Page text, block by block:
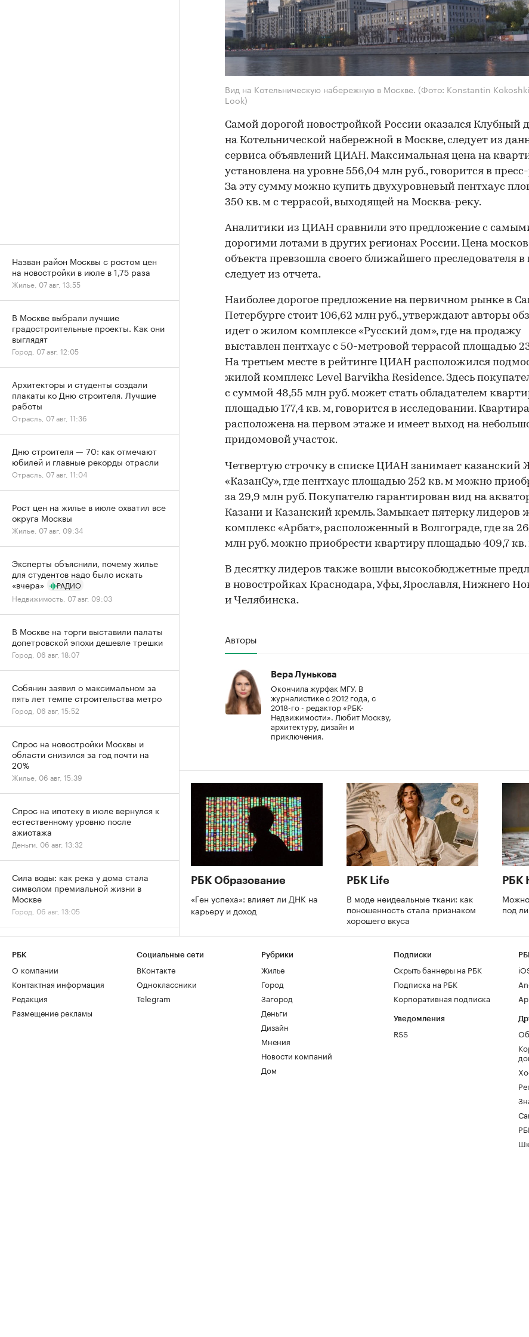
Вид на Котельническую набережную в Москве. (Фото: Konstantin
Look)
Самой дорогой новостройкой России оказался Клубный
на Котельнической набережной в Москве, следует из
сервиса объявлений ЦИАН. Максимальная цена на
установлена на уровне 556,04 млн руб., говорится в
За эту сумму можно купить двухуровневый пентхаус
350 кв. м с террасой, выходящей на Москва-реку.
Аналитики из ЦИАН сравнили это предложение с
дорогими лотами в других регионах России. Цена
объекта превзошла своего ближайшего преследователя в
следует из отчета.
Наиболее дорогое предложение на первичном рынке в
Петербурге стоит 106,62 млн руб., утверждают авторы
идет о жилом комплексе «Русский дом», где на продажу
выставлен пентхаус с 50-метровой террасой площадью
На третьем месте в рейтинге ЦИАН расположился
жилой комплекс Level Barvikha Residence. Здесь
с суммой 48,55 млн руб. может стать обладателем
площадью 177,4 кв. м, говорится в исследовании. Квартира
расположена на первом этаже и имеет выход на
придомовой участок.
Четвертую строчку в списке ЦИАН занимает казанский
«КазанСу», где пентхаус площадью 252 кв. м можно
за 29,9 млн руб. Покупателю гарантирован вид на
Казани и Казанский кремль. Замыкает пятерку лидеров
комплекс «Арбат», расположенный в Волгограде, где за
млн руб. можно приобрести квартиру площадью 409,7 кв.
В десятку лидеров также вошли высокобюджетные
в новостройках Краснодара, Уфы, Ярославля, Нижнего
и Челябинска.
Авторы
Вера Лунькова
Окончила журфак МГУ. В
журналистике с 2012 года, с
2018-го - редактор «РБК-
Недвижимости». Любит Москву,
архитектуру, дизайн и
приключения.
РБК Образование
«Ген успеха»: влияет ли ДНК на
карьеру и доход
РБК Life
В моде неидеальные ткани: как
поношенность стала признаком
хорошего вкуса
РБК
под
Назван район Москвы с ростом цен
на новостройки в июле в 1,75 раза
Жилье, 07 авг, 13:55
В Москве выбрали лучшие
градостроительные проекты. Как они
выглядят
Город, 07 авг, 12:05
Архитекторы и студенты создали
плакаты ко Дню строителя. Лучшие
работы
Отрасль, 07 авг, 11:36
Дню строителя — 70: как отмечают
юбилей и главные рекорды отрасли
Отрасль, 07 авг, 11:04
Рост цен на жилье в июле охватил все
округа Москвы
Жилье, 07 авг, 09:34
Эксперты объяснили, почему жилье
для студентов надо было искать
«вчера»
РАДИО
Недвижимость, 07 авг, 09:03
В Москве на торги выставили палаты
допетровской эпохи дешевле трешки
Город, 06 авг, 18:07
Собянин заявил о максимальном за
пять лет темпе строительства метро
Город, 06 авг, 15:52
Спрос на новостройки Москвы и
области снизился за год почти на
20%
Жилье, 06 авг, 15:39
Спрос на ипотеку в июле вернулся к
естественному уровню после
ажиотажа
Деньги, 06 авг, 13:32
Сила воды: как река у дома стала
символом премиальной жизни в
Москве
Город, 06 авг, 13:05
РБК
О компании
Контактная информация
Редакция
Размещение рекламы
Социальные сети
ВКонтакте
Одноклассники
Telegram
Рубрики
Жилье
Город
Загород
Деньги
Дизайн
Мнения
Новости компаний
Дом
Подписки
Скрыть баннеры на РБК
Подписка на РБК
Корпоративная подписка
Уведомления
RSS